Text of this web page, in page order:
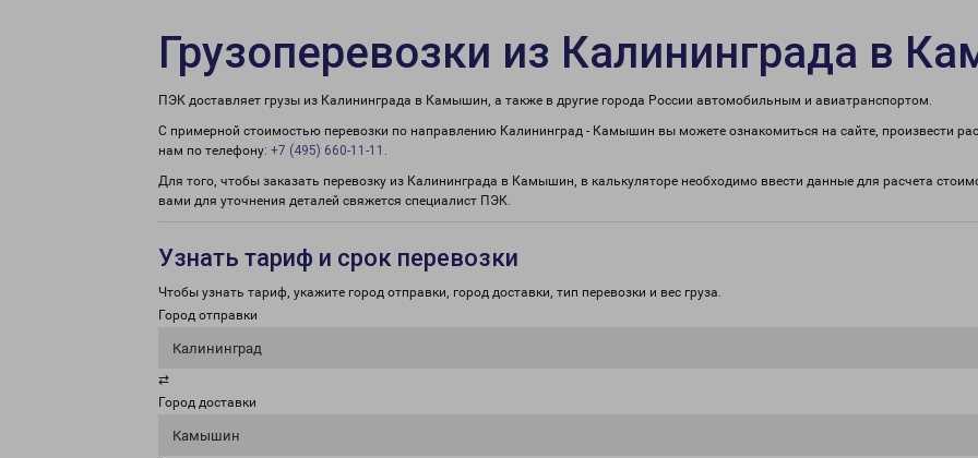
Грузоперевозки из Калининграда в
ПЭК доставляет грузы из Калининграда в Камышин, а также в другие города России автомобильным и авиатранспортом.
С примерной стоимостью перевозки по направлению Калининград - Камышин вы можете ознакомиться на сайте, произвести
нам по телефону: +7 (495) 660-11-11 .
Для того, чтобы заказать перевозку из Калининграда в Камышин, в калькуляторе необходимо ввести данные для расчета
вами для уточнения деталей свяжется специалист ПЭК.
Узнать тариф и срок перевозки
Чтобы узнать тариф, укажите город отправки, город доставки, тип перевозки и вес груза.
Город отправки
Калининград
⇄
Город доставки
Камышин